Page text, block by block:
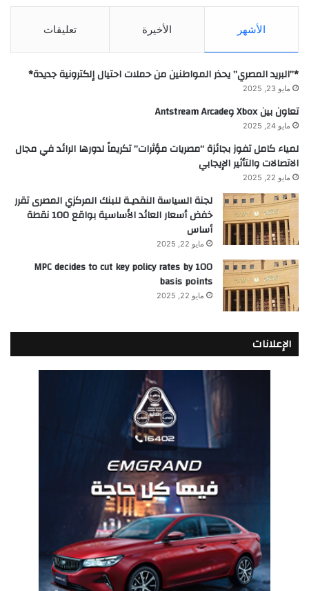
الأشهر الأخيرة تعليقات
*”البريد المصري” يحذر المواطنين من حملات احتيال إلكترونية جديدة*
مايو 23, 2025
تعاون بين Xbox وAntstream Arcade
مايو 24, 2025
لمياء كامل تفوز بجائزة “مصريات مؤثرات” تكريماً لدورها الرائد في مجال
الاتصالات والتأثير الإيجابي
مايو 22, 2025
لجنة السياسة النقديـة للبنك المركزي المصرى تقرر
خفض أسعار العائد الأساسية بواقع 100 نقطة
أساس
مايو 22, 2025
MPC decides to cut key policy rates by 100
basis points
مايو 22, 2025
الإعلانات